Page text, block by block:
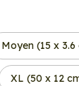
Moyen (15 x 3.6
XL (50 x 12